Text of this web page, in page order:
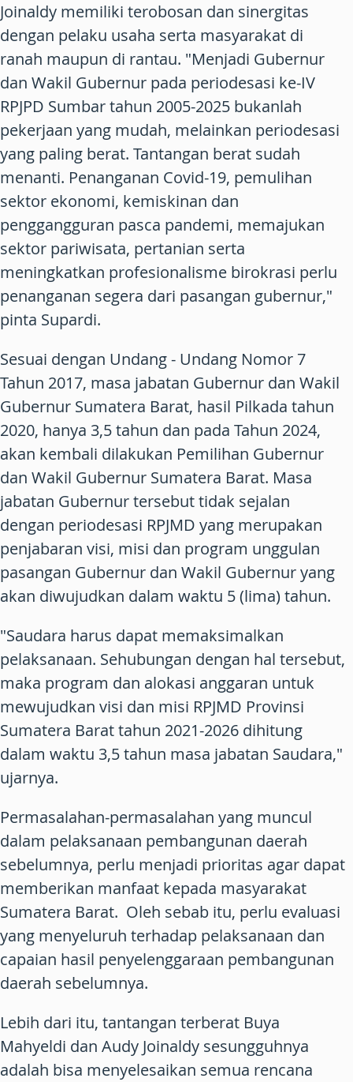
Joinaldy memiliki terobosan dan sinergitas
dengan pelaku usaha serta masyarakat di
ranah maupun di rantau. "Menjadi Gubernur
dan Wakil Gubernur pada periodesasi ke-IV
RPJPD Sumbar tahun 2005-2025 bukanlah
pekerjaan yang mudah, melainkan periodesasi
yang paling berat. Tantangan berat sudah
menanti. Penanganan Covid-19, pemulihan
sektor ekonomi, kemiskinan dan
penggangguran pasca pandemi, memajukan
sektor pariwisata, pertanian serta
meningkatkan profesionalisme birokrasi perlu
penanganan segera dari pasangan gubernur,"
pinta Supardi.
Sesuai dengan Undang - Undang Nomor 7
Tahun 2017, masa jabatan Gubernur dan Wakil
Gubernur Sumatera Barat, hasil Pilkada tahun
2020, hanya 3,5 tahun dan pada Tahun 2024,
akan kembali dilakukan Pemilihan Gubernur
dan Wakil Gubernur Sumatera Barat. Masa
jabatan Gubernur tersebut tidak sejalan
dengan periodesasi RPJMD yang merupakan
penjabaran visi, misi dan program unggulan
pasangan Gubernur dan Wakil Gubernur yang
akan diwujudkan dalam waktu 5 (lima) tahun.
"Saudara harus dapat memaksimalkan
pelaksanaan. Sehubungan dengan hal tersebut,
maka program dan alokasi anggaran untuk
mewujudkan visi dan misi RPJMD Provinsi
Sumatera Barat tahun 2021-2026 dihitung
dalam waktu 3,5 tahun masa jabatan Saudara,"
ujarnya.
Permasalahan-permasalahan yang muncul
dalam pelaksanaan pembangunan daerah
sebelumnya, perlu menjadi prioritas agar dapat
memberikan manfaat kepada masyarakat
Sumatera Barat. Oleh sebab itu, perlu evaluasi
yang menyeluruh terhadap pelaksanaan dan
capaian hasil penyelenggaraan pembangunan
daerah sebelumnya.
Lebih dari itu, tantangan terberat Buya
Mahyeldi dan Audy Joinaldy sesungguhnya
adalah bisa menyelesaikan semua rencana